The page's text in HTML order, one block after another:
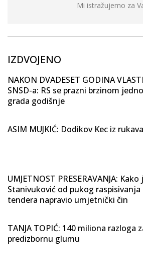
Mi istražujemo za
IZDVOJENO
NAKON DVADESET GODINA VLASTI
SNSD-a: RS se prazni brzinom
grada godišnje
ASIM MUJKIĆ: Dodikov Kec iz rukava
UMJETNOST PRESERAVANJA: Kako
Stanivuković od pukog raspisivanja
tendera napravio umjetnički čin
TANJA TOPIĆ: 140 miliona razloga
predizbornu glumu